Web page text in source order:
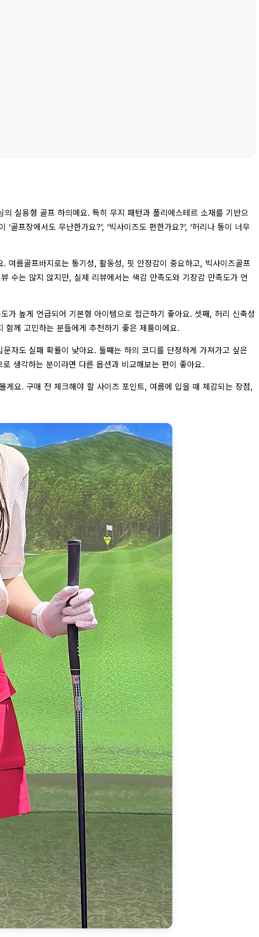
실용형 골프 하의예요. 특히 무지 패턴과 폴리에스테르 소재를 기반으
프장에서도 무난한가요?’, ‘빅사이즈도 편한가요?’, ‘허리나 통이 너무
여름골프바지로는 통기성, 활동성, 핏 안정감이 중요하고, 빅사이즈골프
수는 많지 않지만, 실제 리뷰에서는 색감 만족도와 기장감 만족도가 언
높게 언급되어 기본형 아이템으로 접근하기 좋아요. 셋째, 허리 신축성
께 고민하는 분들에게 추천하기 좋은 제품이에요.
자도 실패 확률이 낮아요. 둘째는 하의 코디를 단정하게 가져가고 싶은
생각하는 분이라면 다른 옵션과 비교해보는 편이 좋아요.
요. 구매 전 체크해야 할 사이즈 포인트, 여름에 입을 때 체감되는 장점,